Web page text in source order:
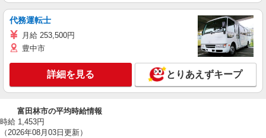
代務運転士
月給 253,500円
豊中市
詳細を見る とりあえずキープ
富田林市の平均時給情報
時給 1,453円
（2026年08月03日更新）